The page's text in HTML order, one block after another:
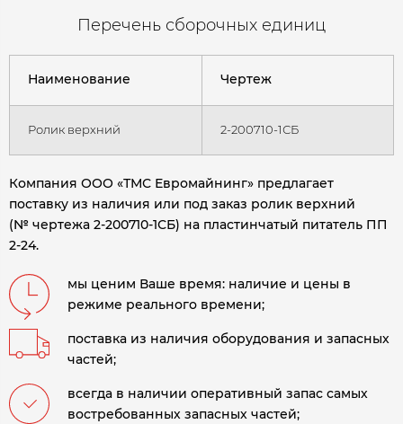
Перечень сборочных единиц
Наименование Чертеж
Ролик верхний 2-200710-1СБ
Компания ООО «ТМС Евромайнинг» предлагает
поставку из наличия или под заказ ролик верхний
(№ чертежа 2-200710-1СБ) на пластинчатый питатель ПП
2-24.
мы ценим Ваше время: наличие и цены в
режиме реального времени;
поставка из наличия оборудования и запасных
частей;
всегда в наличии оперативный запас самых
востребованных запасных частей;